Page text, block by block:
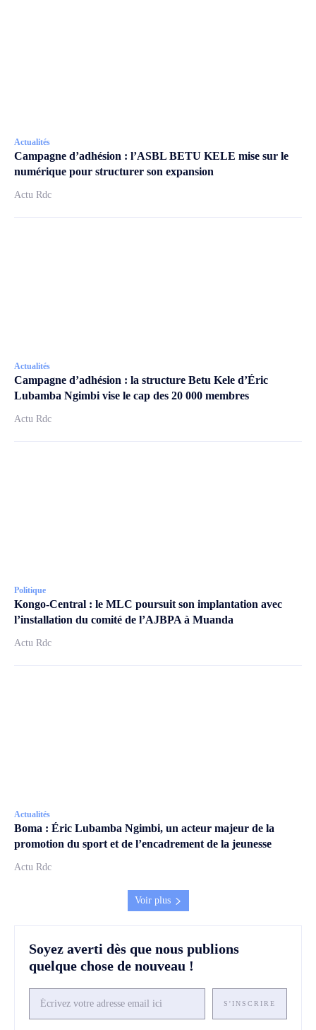
Actualités
Campagne d’adhésion : l’ASBL BETU KELE mise sur le
numérique pour structurer son expansion
Actu Rdc
Actualités
Campagne d’adhésion : la structure Betu Kele d’Éric
Lubamba Ngimbi vise le cap des 20 000 membres
Actu Rdc
Politique
Kongo-Central : le MLC poursuit son implantation avec
l’installation du comité de l’AJBPA à Muanda
Actu Rdc
Actualités
Boma : Éric Lubamba Ngimbi, un acteur majeur de la
promotion du sport et de l’encadrement de la jeunesse
Actu Rdc
Voir plus
Soyez averti dès que nous publions
quelque chose de nouveau !
S'INSCRIRE